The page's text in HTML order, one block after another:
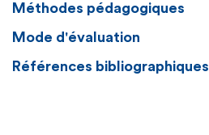
Méthodes pédagogiques
Mode d'évaluation
Références bibliographiques